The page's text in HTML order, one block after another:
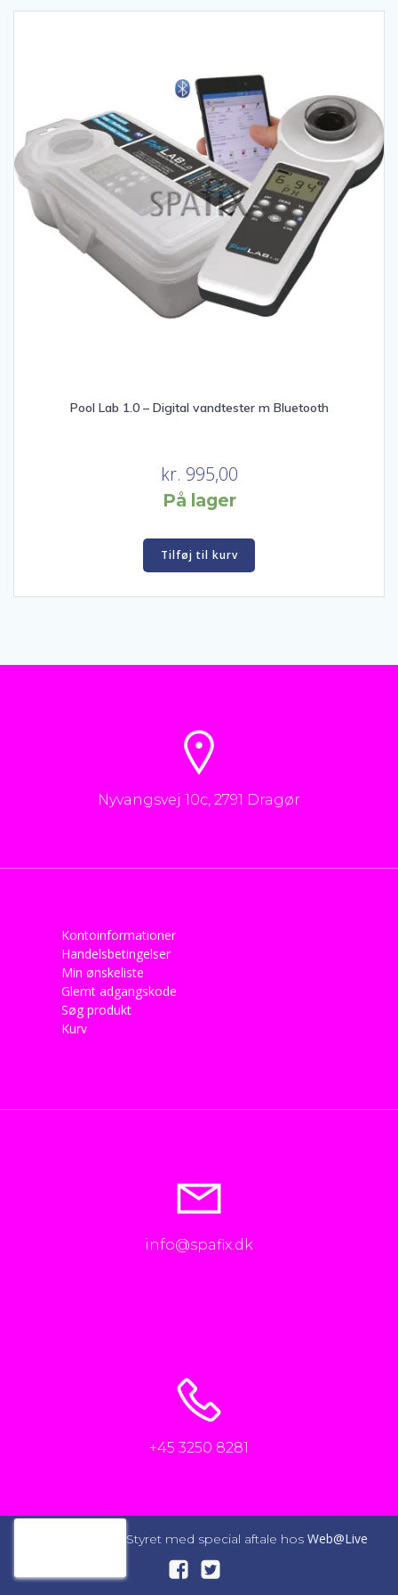
Pool Lab 1.0 – Digital vandtester m Bluetooth
kr. 995,00
På lager
Tilføj til kurv
Nyvangsvej 10c, 2791 Dragør
Kontoinformationer
Handelsbetingelser
Min ønskeliste
Glemt adgangskode
Søg produkt
Kurv
info@spafix.dk
+45 3250 8281
© 2026 SpaFix. Styret med special aftale hos Web@Live